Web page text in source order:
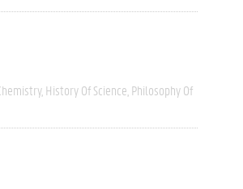
History Of Science Philosophy Of